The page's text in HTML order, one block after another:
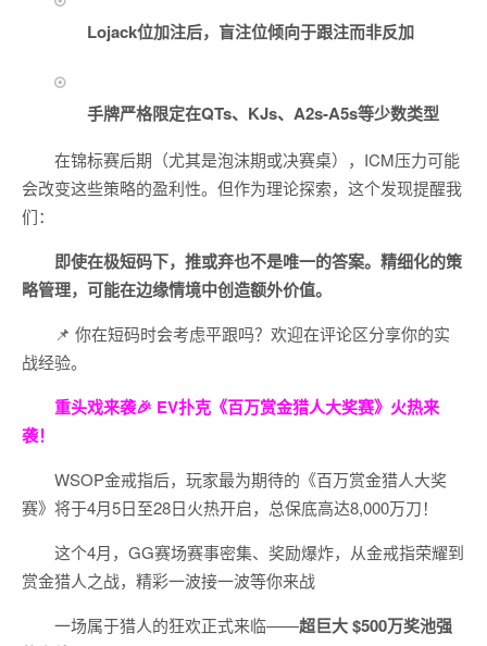
Lojack位加注后，盲注位倾向于跟注而非反加
手牌严格限定在QTs、KJs、A2s-A5s等少数类型
在锦标赛后期（尤其是泡沫期或决赛桌），ICM压力可能
会改变这些策略的盈利性。但作为理论探索，这个发现提醒我
们：
即使在极短码下，推或弃也不是唯一的答案。精细化的策
略管理，可能在边缘情境中创造额外价值。
📌 你在短码时会考虑平跟吗？欢迎在评论区分享你的实
战经验。
重头戏来袭🎉 EV扑克 《百万赏金猎人大奖赛》 火热来
袭！
WSOP金戒指后，玩家最为期待的《百万赏金猎人大奖
赛》将于4月5日至28日火热开启，总保底高达8,000万刀！
这个4月，GG赛场赛事密集、奖励爆炸，从金戒指荣耀到
赏金猎人之战，精彩一波接一波等你来战
一场属于猎人的狂欢正式来临——超巨大 $500万奖池强